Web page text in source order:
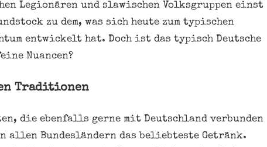
Legionären und slawischen Volksgruppen einst
zu dem, was sich heute zum typischen
entwickelt hat. Doch ist das typisch Deutsche
Nuancen?
Traditionen
die ebenfalls gerne mit Deutschland verbunden
allen Bundesländern das beliebteste Getränk.